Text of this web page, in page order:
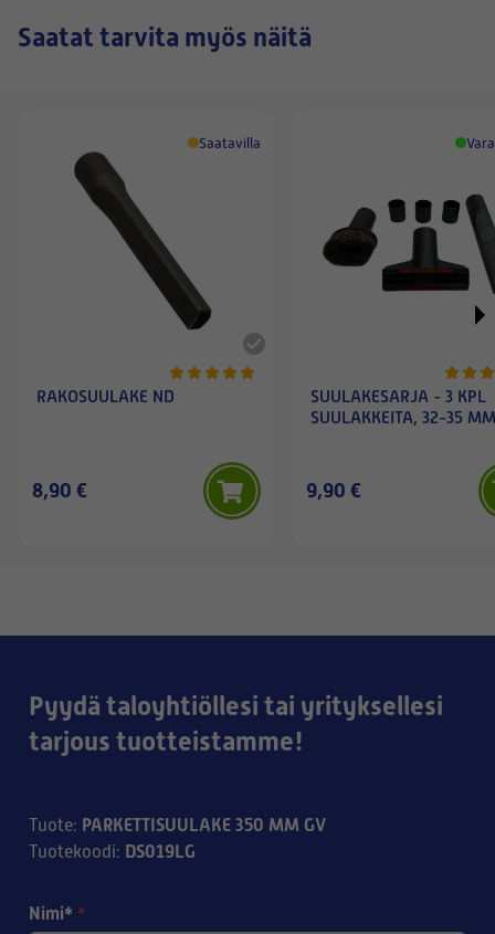
Saatat tarvita myös näitä
Saatavilla
RAKOSUULAKE ND
8,90 €
SUULAKESARJA - 3 KPL
SUULAKKEITA, 32-35
9,90 €
Pyydä taloyhtiöllesi tai yrityksellesi
tarjous tuotteistamme!
Tuote: PARKETTISUULAKE 350 MM GV
Tuotekoodi: DS019LG
Nimi* *